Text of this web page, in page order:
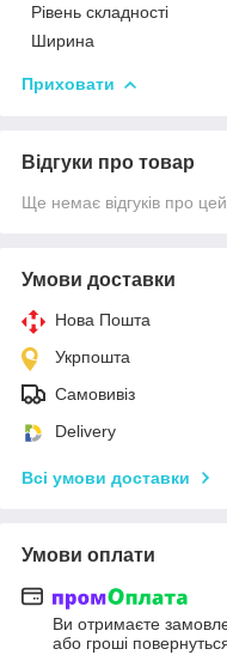
Рівень складності
Ширина
Приховати
Відгуки про товар
Ще немає відгуків про
Умови доставки
Нова Пошта
Укрпошта
Самовивіз
Delivery
Всі умови доставки
Умови оплати
Ви отримаєте
або гроші